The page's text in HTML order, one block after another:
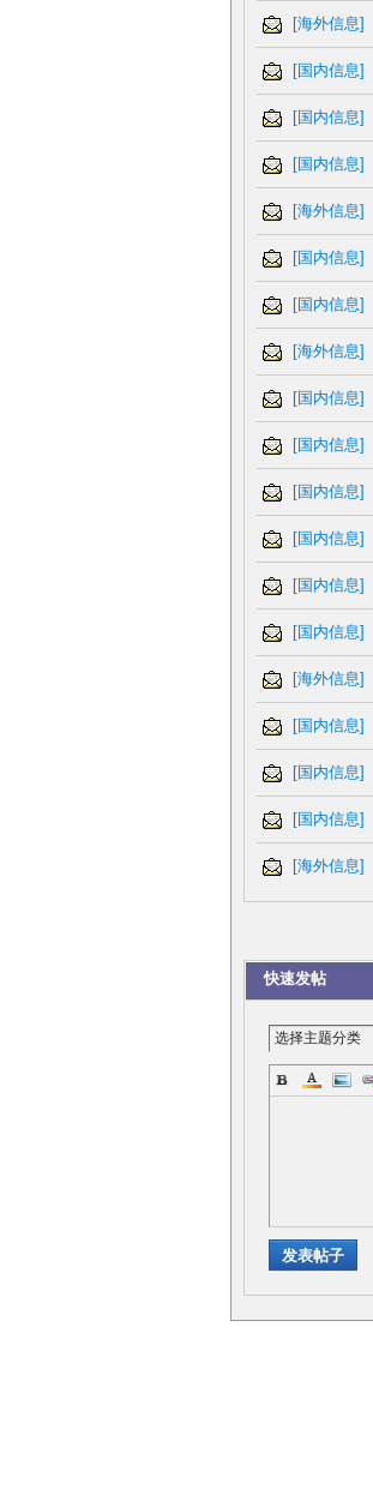
[海外信息]
[国内信息]
[国内信息]
[国内信息]
[海外信息]
[国内信息]
[国内信息]
[海外信息]
[国内信息]
[国内信息]
[国内信息]
[国内信息]
[国内信息]
[国内信息]
[海外信息]
[国内信息]
[国内信息]
[国内信息]
[海外信息]
快速发帖
选择主题分类
发表帖子